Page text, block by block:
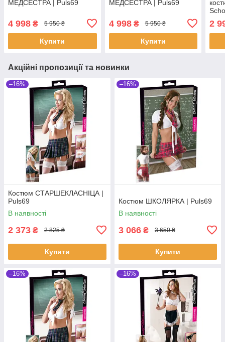
МЕДСЕСТРА | Puls69
4 998 ₴ 5 950 ₴
Купити
МЕДСЕСТРА | Puls69
4 998₴ 5 950 ₴
Купити
2
Акційні пропозиції та новинки
–16%
Костюм СТАРШЕКЛАСНІЦА |
Puls69
В наявності
2 373 ₴ 2 825 ₴
Купити
–16%
Костюм ШКОЛЯРКА | Puls69
В наявності
3 066 ₴ 3 650 ₴
Купити
–16% –16%